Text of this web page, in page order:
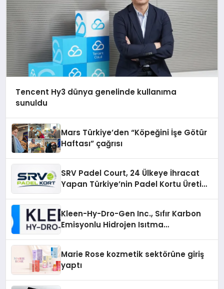
Tencent Hy3 dünya genelinde kullanıma
sunuldu
Mars Türkiye’den “Köpeğini İşe Götür
Haftası” çağrısı
SRV Padel Court, 24 Ülkeye İhracat
Yapan Türkiye’nin Padel Kortu Üretim
Kleen-Hy-Dro-Gen Inc., Sıfır Karbon
Emisyonlu Hidrojen Isıtma
Marie Rose kozmetik sektörüne giriş
yaptı